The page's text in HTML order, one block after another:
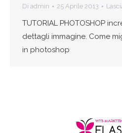
Di admin 25 Aprile 2013
TUTORIAL PHOTOSHOP
dettagli immagine. Come
in photoshop